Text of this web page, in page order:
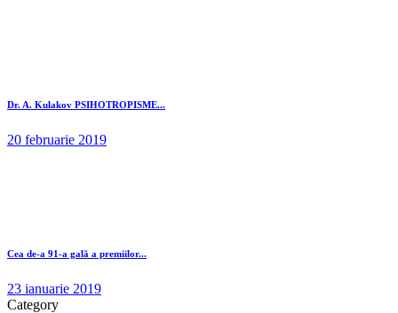
Dr. A. Kulakov PSIHOTROPISME...
20 februarie 2019
Cea de-a 91-a gală a premiilor...
23 ianuarie 2019
Category